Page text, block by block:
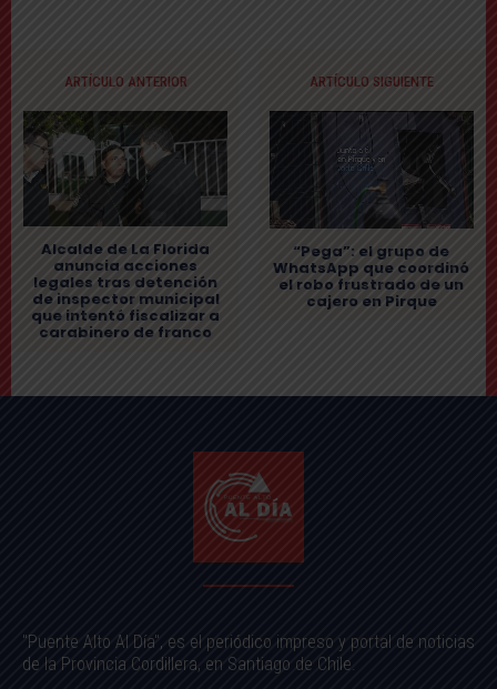
ARTÍCULO ANTERIOR
Alcalde de La Florida
anuncia acciones
legales tras detención
de inspector municipal
que intentó fiscalizar a
carabinero de franco
ARTÍCULO SIGUIENTE
“Pega”: el grupo de
WhatsApp que coordinó
el robo frustrado de un
cajero en Pirque
"Puente Alto Al Día", es el periódico impreso y portal de noticias
de la Provincia Cordillera, en Santiago de Chile.